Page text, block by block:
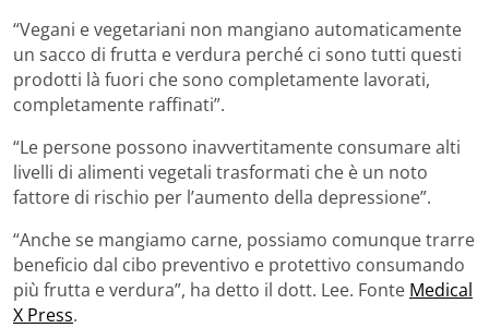
“Vegani e vegetariani non mangiano automaticamente
un sacco di frutta e verdura perché ci sono tutti questi
prodotti là fuori che sono completamente lavorati,
completamente raffinati”.
“Le persone possono inavvertitamente consumare alti
livelli di alimenti vegetali trasformati che è un noto
fattore di rischio per l’aumento della depressione”.
“Anche se mangiamo carne, possiamo comunque trarre
beneficio dal cibo preventivo e protettivo consumando
più frutta e verdura”, ha detto il dott. Lee. Fonte Medical
X Press.